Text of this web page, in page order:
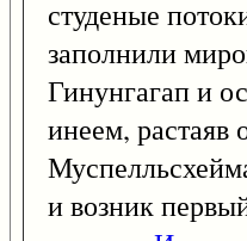
студеные
заполнили
Гинунгагап и
инеем, растаяв
и возник